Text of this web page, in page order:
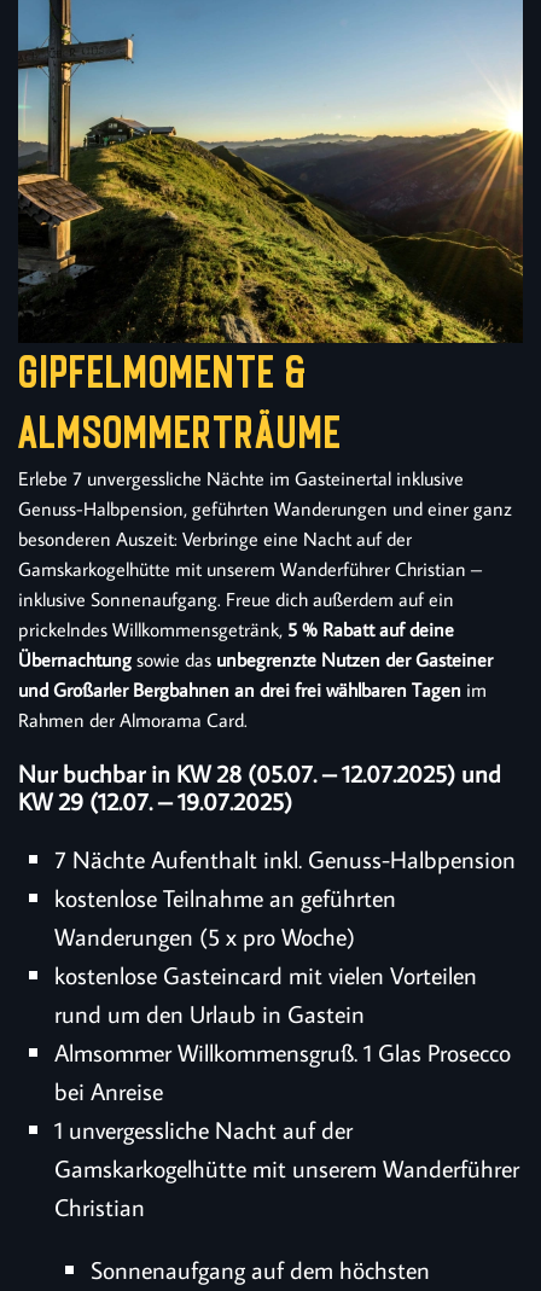
Gipfelmomente &
Almsommerträume
Erlebe 7 unvergessliche Nächte im Gasteinertal inklusive
Genuss-Halbpension, geführten Wanderungen und einer ganz
besonderen Auszeit: Verbringe eine Nacht auf der
Gamskarkogelhütte mit unserem Wanderführer Christian –
inklusive Sonnenaufgang. Freue dich außerdem auf ein
prickelndes Willkommensgetränk, 5 % Rabatt auf deine
Übernachtung sowie das unbegrenzte Nutzen der Gasteiner
und Großarler Bergbahnen an drei frei wählbaren Tagen im
Rahmen der Almorama Card.
Nur buchbar in KW 28 (05.07. – 12.07.2025) und
KW 29 (12.07. – 19.07.2025)
7 Nächte Aufenthalt inkl. Genuss-Halbpension
kostenlose Teilnahme an geführten
Wanderungen (5 x pro Woche)
kostenlose Gasteincard mit vielen Vorteilen
rund um den Urlaub in Gastein
Almsommer Willkommensgruß. 1 Glas Prosecco
bei Anreise
1 unvergessliche Nacht auf der
Gamskarkogelhütte mit unserem Wanderführer
Christian
Sonnenaufgang auf dem höchsten